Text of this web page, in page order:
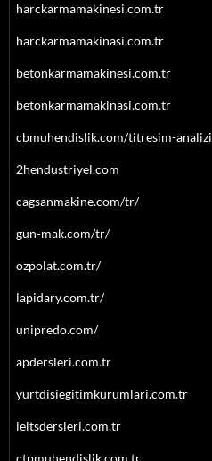
harckarmamakinesi.com.tr
harckarmamakinasi.com.tr
betonkarmamakinesi.com.tr
betonkarmamakinasi.com.tr
cbmuhendislik.com/titresim-analizi
2hendustriyel.com
cagsanmakine.com/tr/
gun-mak.com/tr/
ozpolat.com.tr/
lapidary.com.tr/
unipredo.com/
apdersleri.com.tr
yurtdisiegitimkurumlari.com.tr
ieltsdersleri.com.tr
ctpmuhendislik.com.tr